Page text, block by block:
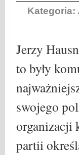
Kategoria:
Jerzy
to były
swojego
organizacji
partii